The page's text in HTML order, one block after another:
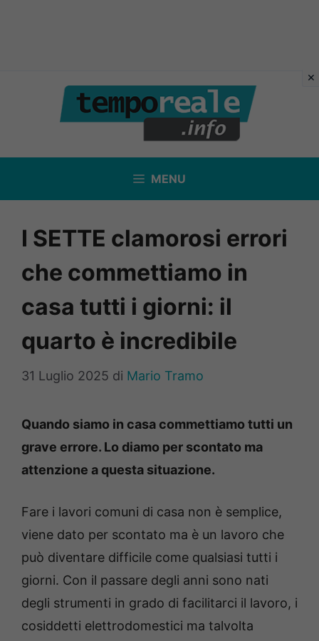
contenuto
MENU
I SETTE clamorosi errori
che commettiamo in
casa tutti i giorni: il
quarto è incredibile
31 Luglio 2025 di Mario Tramo
Quando siamo in casa commettiamo tutti un
grave errore. Lo diamo per scontato ma
attenzione a questa situazione.
Fare i lavori comuni di casa non è semplice,
viene dato per scontato ma è un lavoro che
può diventare difficile come qualsiasi tutti i
giorni. Con il passare degli anni sono nati
degli strumenti in grado di facilitarci il lavoro, i
cosiddetti elettrodomestici ma talvolta